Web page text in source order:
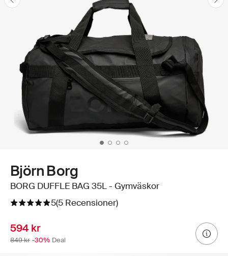
Björn Borg
BORG DUFFLE BAG 35L - Gymväskor
5(5 Recensioner)
594 kr
849 kr -30% Deal